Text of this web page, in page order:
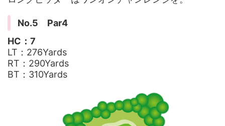
No.5 Par4
HC：7
LT：276Yards
RT：290Yards
BT：310Yards